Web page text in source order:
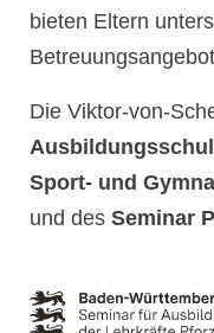
bieten Eltern
Die Viktor-von-
Sport- und
und desSeminar